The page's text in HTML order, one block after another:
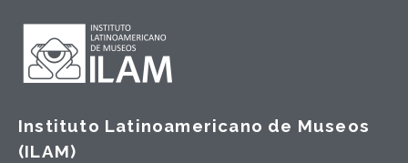
Instituto Latinoamericano de Museos
(ILAM)